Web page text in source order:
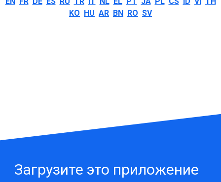
KO HU AR BN RO SV
Загрузите это приложение